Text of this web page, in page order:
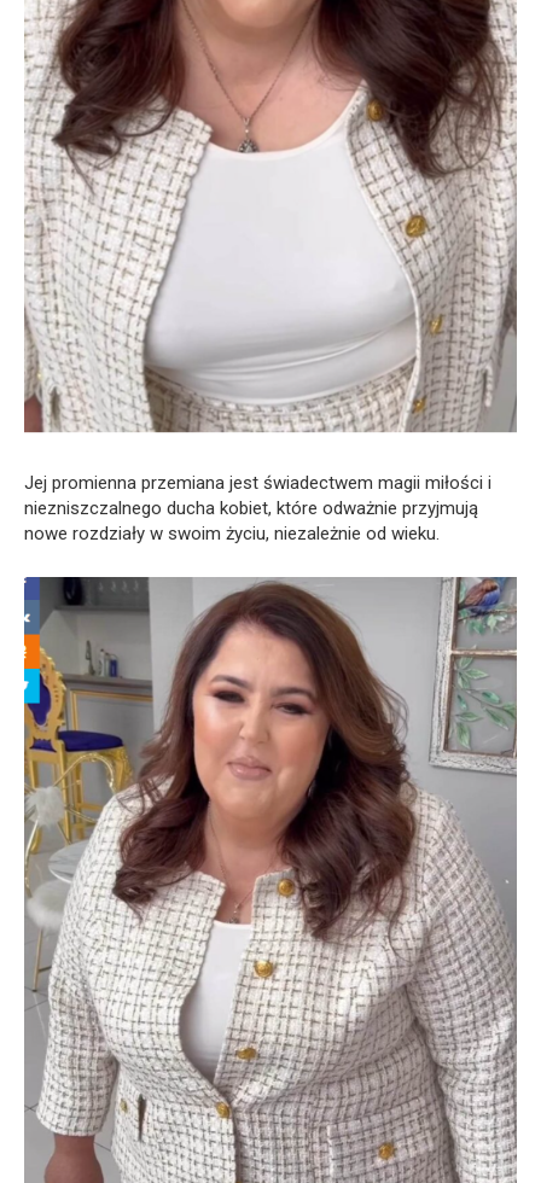
Jej promienna przemiana jest świadectwem magii miłości i
niezniszczalnego ducha kobiet, które odważnie przyjmują
nowe rozdziały w swoim życiu, niezależnie od wieku.